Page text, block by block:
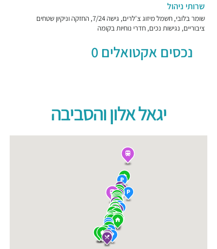
שרותי ניהול
שומר בלובי, חשמל מיזוג צ'לרים, גישה 7/24, החזקה וניקיון שטחים
ציבוריים, נגישות נכים, חדרי נוחיות בקומה
נכסים אקטואלים 0
יגאל אלון והסביבה